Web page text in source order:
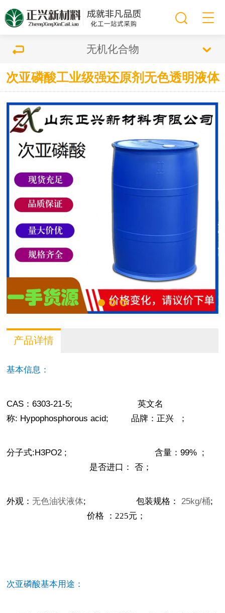
无机化合物
次亚磷酸工业级强还原剂无色透明液体
产品详情
基本信息：
CAS ：6303-21-5;英文名
称: Hypophosphorous acid;品牌：正兴 ；
分子式:H3PO2 ;含量：99% ;
是否进口：
否；
外观： 无色油状液体;包装规格： 25kg/桶;
价格
：225元；
次亚磷酸基本用途：